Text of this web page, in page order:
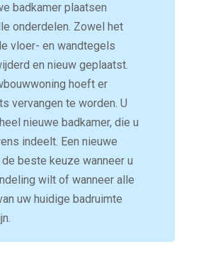
badkamer plaatsen
onderdelen. Zowel het
vloer- en wandtegels
en nieuw geplaatst.
hoeft er
vervangen te worden. U
nieuwe badkamer, die u
indeelt. Een nieuwe
beste keuze wanneer u
wilt of wanneer alle
uw huidige badruimte